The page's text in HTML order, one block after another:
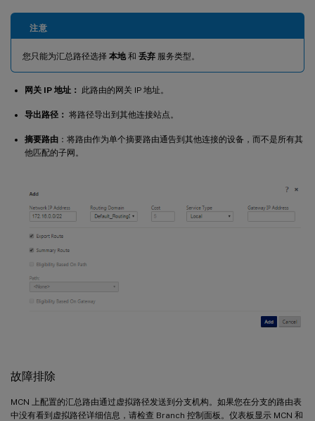
注意
您只能为汇总路径选择 本地和 丢弃 服务类型。
网关 IP 地址： 此路由的网关 IP 地址。
导出路径： 将路径导出到其他连接站点。
摘要路由 ：将路由作为单个摘要路由通告到其他连接的设备，而不是所有其
他匹配的子网。
故障排除
MCN 上配置的汇总路由通过虚拟路径发送到分支机构。如果您在分支的路由表
中没有看到虚拟路径详细信息，请检查 Branch 控制面板。仪表板显示 MCN 和